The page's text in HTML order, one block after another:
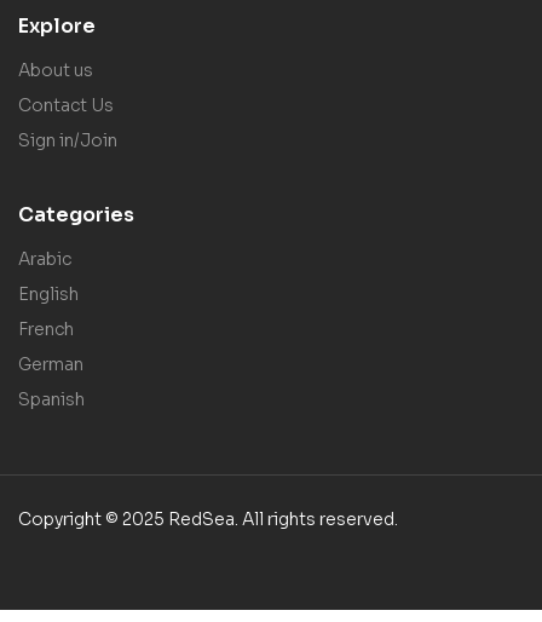
Explore
About us
Contact Us
Sign in/Join
Categories
Arabic
English
French
German
Spanish
Copyright © 2025 RedSea. All rights reserved.